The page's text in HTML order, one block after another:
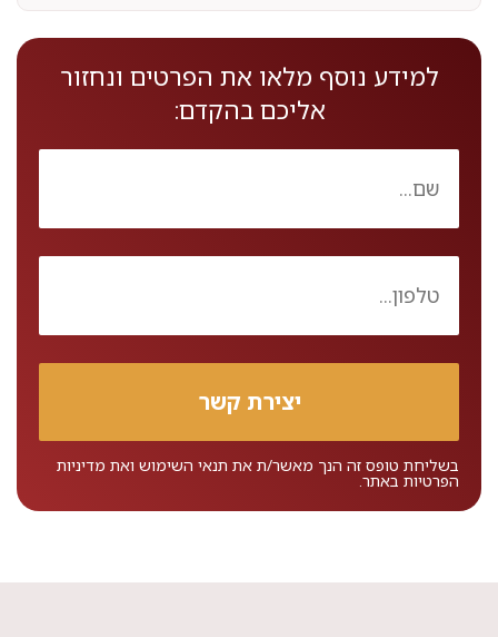
למידע נוסף מלאו את הפרטים ונחזור
אליכם בהקדם:
בשליחת טופס זה הנך מאשר/ת את תנאי השימוש ואת מדיניות
הפרטיות באתר.